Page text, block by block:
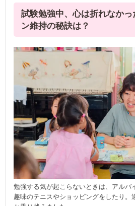
試験勉強中、心は折れなかっ
ン維持の秘訣は？
勉強する気が起こらないときは、アルバ
趣味のテニスやショッピングをしたり。